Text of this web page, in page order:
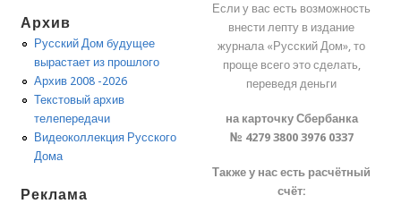
Архив
Русский Дом будущее
вырастает из прошлого
Архив 2008 -2026
Текстовый архив
телепередачи
Видеоколлекция Русского
Дома
Реклама
Если у вас есть возможность
внести лепту в издание
журнала «Русский Дом», то
проще всего это сделать,
переведя деньги
на карточку Сбербанка
№ 4279 3800 3976 0337
Также у нас есть расчётный
счёт: